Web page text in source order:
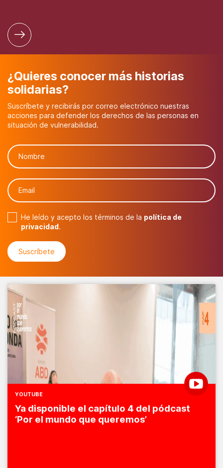
¿Quieres conocer más historias
solidarias?
Suscríbete y recibirás por correo electrónico nuestras
acciones para defender los derechos de las personas en
situación de vulnerabilidad.
He leído y acepto los términos de la política de
privacidad.
YOUTUBE
Ya disponible el capítulo 4 del pódcast
‘Por el mundo que queremos’